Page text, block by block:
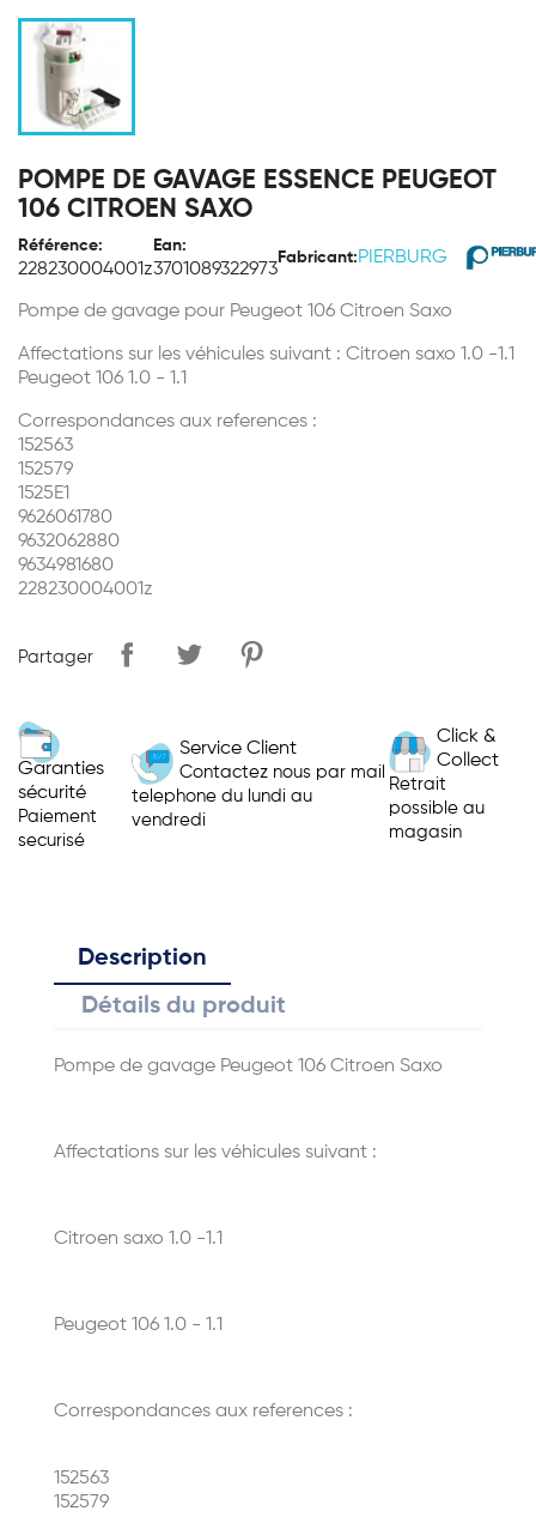
POMPE DE GAVAGE ESSENCE PEUGEOT
106 CITROEN SAXO
Référence:
228230004001z
Ean:
3701089322973
Fabricant: PIERBURG
Pompe de gavage pour Peugeot 106 Citroen Saxo
Affectations sur les véhicules suivant : Citroen saxo 1.0 -1.1
Peugeot 106 1.0 - 1.1
Correspondances aux references :
152563
152579
1525E1
9626061780
9632062880
9634981680
228230004001z
Partager
Garanties
sécurité
Paiement
securisé
Service Client
Contactez nous par mail
telephone du lundi au
vendredi
Click &
Collect
Retrait
possible au
magasin
Description
Détails du produit
Pompe de gavage Peugeot 106 Citroen Saxo
Affectations sur les véhicules suivant :
Citroen saxo 1.0 -1.1
Peugeot 106 1.0 - 1.1
Correspondances aux references :
152563
152579